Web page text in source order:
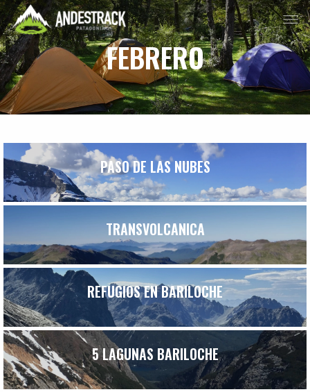
FEBRERO
PASO DE LAS NUBES
TRANSVOLCANICA
REFUGIOS EN BARILOCHE
5 LAGUNAS BARILOCHE